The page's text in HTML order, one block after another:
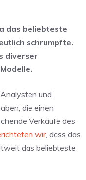
das beliebteste
schrumpfte.
diverser
und
die einen
Verkäufe des
wir, dass das
das beliebteste